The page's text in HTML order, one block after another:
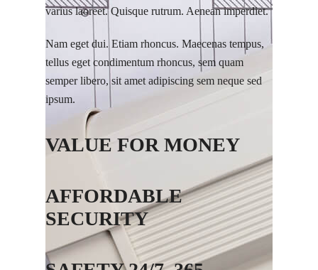
varius laoreet. Quisque rutrum. Aenean imperdiet.
Nam eget dui. Etiam rhoncus. Maecenas tempus,
tellus eget condimentum rhoncus, sem quam
semper libero, sit amet adipiscing sem neque sed
ipsum.
VALUE FOR MONEY
AFFORDABLE
SECURITY